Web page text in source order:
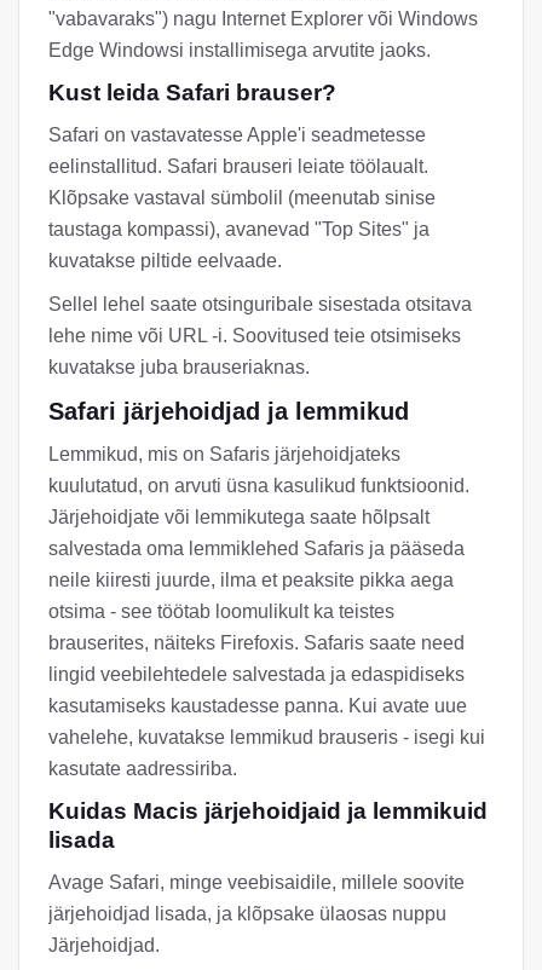
"vabavaraks") nagu Internet Explorer või Windows
Edge Windowsi installimisega arvutite jaoks.
Kust leida Safari brauser?
Safari on vastavatesse Apple'i seadmetesse
eelinstallitud. Safari brauseri leiate töölaualt.
Klõpsake vastaval sümbolil (meenutab sinise
taustaga kompassi), avanevad "Top Sites" ja
kuvatakse piltide eelvaade.
Sellel lehel saate otsinguribale sisestada otsitava
lehe nime või URL -i. Soovitused teie otsimiseks
kuvatakse juba brauseriaknas.
Safari järjehoidjad ja lemmikud
Lemmikud, mis on Safaris järjehoidjateks
kuulutatud, on arvuti üsna kasulikud funktsioonid.
Järjehoidjate või lemmikutega saate hõlpsalt
salvestada oma lemmiklehed Safaris ja pääseda
neile kiiresti juurde, ilma et peaksite pikka aega
otsima - see töötab loomulikult ka teistes
brauserites, näiteks Firefoxis. Safaris saate need
lingid veebilehtedele salvestada ja edaspidiseks
kasutamiseks kaustadesse panna. Kui avate uue
vahelehe, kuvatakse lemmikud brauseris - isegi kui
kasutate aadressiriba.
Kuidas Macis järjehoidjaid ja lemmikuid
lisada
Avage Safari, minge veebisaidile, millele soovite
järjehoidjad lisada, ja klõpsake ülaosas nuppu
Järjehoidjad.